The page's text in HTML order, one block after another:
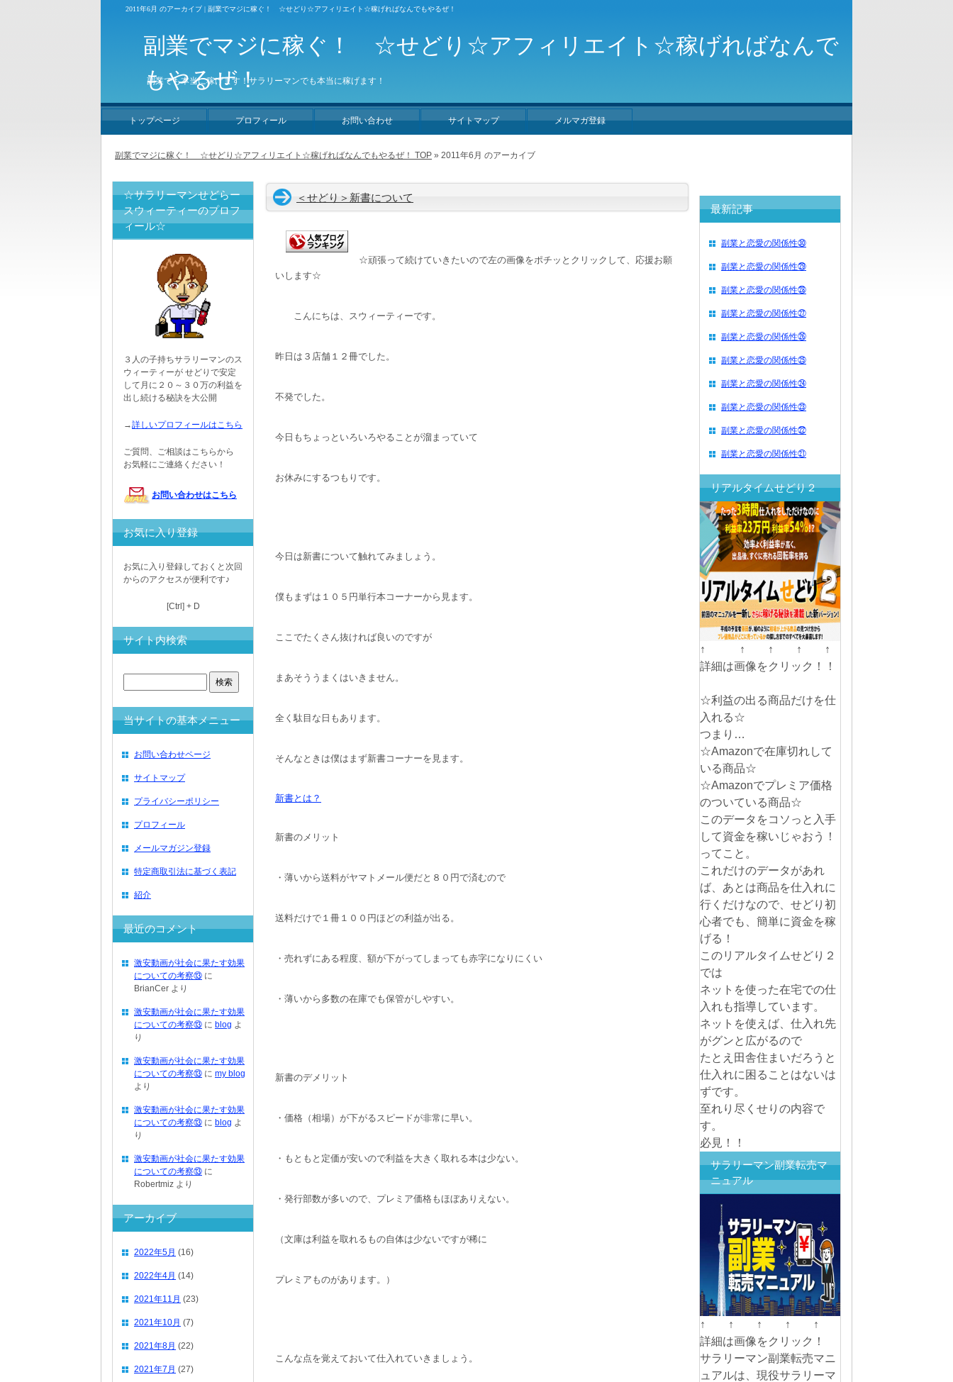
2011年6月 のアーカイブ | 副業でマジに稼ぐ！ ☆せどり☆アフィリエイト☆稼げればなんでもやるぜ！
＜せどり＞新書について
☆頑張って続けていきたいので左の画像をポチッとクリックして、応援お願
いします☆
こんにちは、スウィーティーです。
昨日は３店舗１２冊でした。
不発でした。
今日もちょっといろいろやることが溜まっていて
お休みにするつもりです。
今日は新書について触れてみましょう。
僕もまずは１０５円単行本コーナーから見ます。
ここでたくさん抜ければ良いのですが
まあそううまくはいきません。
全く駄目な日もあります。
そんなときは僕はまず新書コーナーを見ます。
新書とは？
新書のメリット
・薄いから送料がヤマトメール便だと８０円で済むので
送料だけで１冊１００円ほどの利益が出る。
・売れずにある程度、額が下がってしまっても赤字になりにくい
・薄いから多数の在庫でも保管がしやすい。
新書のデメリット
・価格（相場）が下がるスピードが非常に早い。
・もともと定価が安いので利益を大きく取れる本は少ない。
・発行部数が多いので、プレミア価格もほぼありえない。
（文庫は利益を取れるもの自体は少ないですが稀に
プレミアものがあります。）
こんな点を覚えておいて仕入れていきましょう。
☆サラリーマンせどらー
スウィーティーのプロフ
ィール☆
３人の子持ちサラリーマンのス
ウィーティーが せどりで安定
して月に２０～３０万の利益を
出し続ける秘訣を大公開
→詳しいプロフィールはこちら
ご質問、ご相談はこちらから
お気軽にご連絡ください！
お問い合わせはこちら
お気に入り登録
お気に入り登録しておくと次回
からのアクセスが便利です♪
[Ctrl] + D
サイト内検索
当サイトの基本メニュー
お問い合わせページ
サイトマップ
プライバシーポリシー
プロフィール
メールマガジン登録
特定商取引法に基づく表記
紹介
最近のコメント
激安動画が社会に果たす効果
についての考察⑬ に
BrianCer より
激安動画が社会に果たす効果
についての考察⑬ に blog よ
り
激安動画が社会に果たす効果
についての考察⑬ に my blog
より
激安動画が社会に果たす効果
についての考察⑬ に blog よ
り
激安動画が社会に果たす効果
についての考察⑬ に
Robertmiz より
アーカイブ
2022年5月 (16)
2022年4月 (14)
2021年11月 (23)
2021年10月 (7)
2021年8月 (22)
2021年7月 (27)
最新記事
副業と恋愛の関係性㉚
副業と恋愛の関係性㉙
副業と恋愛の関係性㉘
副業と恋愛の関係性㉗
副業と恋愛の関係性㉖
副業と恋愛の関係性㉕
副業と恋愛の関係性㉔
副業と恋愛の関係性㉓
副業と恋愛の関係性㉒
副業と恋愛の関係性㉑
リアルタイムせどり２
↑ ↑ ↑ ↑ ↑
詳細は画像をクリック！！
☆利益の出る商品だけを仕
入れる☆
つまり…
☆Amazonで在庫切れして
いる商品☆
☆Amazonでプレミア価格
のついている商品☆
このデータをコソっと入手
して資金を稼いじゃおう！
ってこと。
これだけのデータがあれ
ば、あとは商品を仕入れに
行くだけなので、せどり初
心者でも、簡単に資金を稼
げる！
このリアルタイムせどり２
では
ネットを使った在宅での仕
入れも指導しています。
ネットを使えば、仕入れ先
がグンと広がるので
たとえ田舎住まいだろうと
仕入れに困ることはないは
ずです。
至れり尽くせりの内容で
す。
必見！！
サラリーマン副業転売マ
ニュアル
↑ ↑ ↑ ↑ ↑
詳細は画像をクリック！
サラリーマン副業転売マニ
ュアルは、現役サラリーマ
副業でマジに稼ぐ！ ☆せどり☆アフィリエイト☆稼げればなんでもやるぜ！ TOP » 2011年6月 のアーカイブ
副業でマジに稼ぐ！ ☆せどり☆アフィリエイト☆稼げればなんで
もやるぜ！
副業でも本当に稼げます！サラリーマンでも本当に稼げます！
トップページ プロフィール お問い合わせ サイトマップ メルマガ登録